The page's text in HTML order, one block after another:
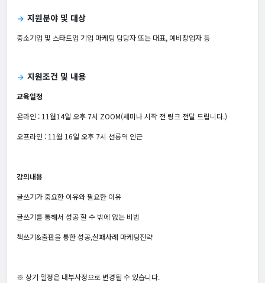
arrow_forward 지원분야 및 대상
중소기업 및 스타트업 기업 마케팅 담당자 또는 대표, 예비창업자 등
arrow_forward 지원조건 및 내용
교육일정
온라인 : 11월14일 오후 7시 ZOOM(세미나 시작 전 링크 전달 드립니다.)
오프라인 : 11월 16일 오후 7시 선릉역 인근
강의내용
글쓰기가 중요한 이유와 필요한 이유
글쓰기를 통해서 성공 할 수 밖에 없는 비법
책쓰기&출판을 통한 성공,실패사례 마케팅전략
※ 상기 일정은 내부사정으로 변경될 수 있습니다.